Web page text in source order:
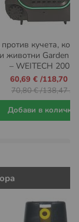
кучета,
животни Garden
– WEITECH 200
Промо
цена
60,69 €/118,70
70,80 €/138,47
Добави в